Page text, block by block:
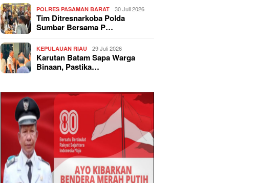
POLRES PASAMAN BARAT 30 Juli 2026
Tim Ditresnarkoba Polda
Sumbar Bersama P…
KEPULAUAN RIAU 29 Juli 2026
Karutan Batam Sapa Warga
Binaan, Pastika…